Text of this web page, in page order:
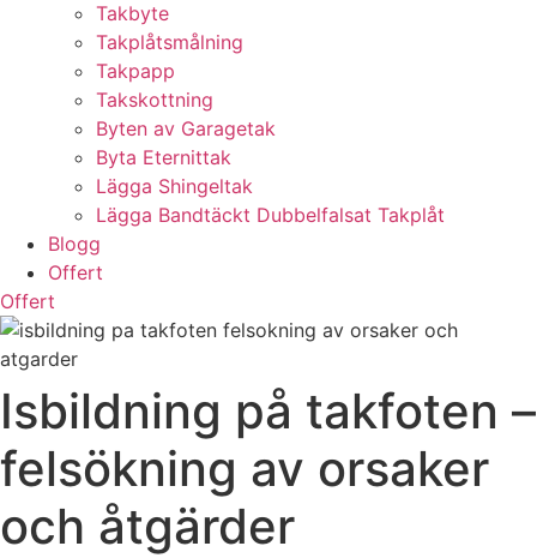
Takbyte
Takplåtsmålning
Takpapp
Takskottning
Byten av Garagetak
Byta Eternittak
Lägga Shingeltak
Lägga Bandtäckt Dubbelfalsat Takplåt
Blogg
Offert
Offert
Isbildning på takfoten –
felsökning av orsaker
och åtgärder